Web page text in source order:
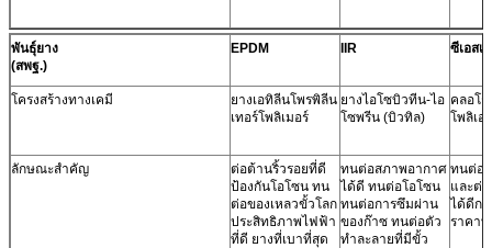
พันธุ์ยาง
(สพฐ.)
EPDM IIR ซีเอสเ
โครงสร้างทางเคมี
ยางเอทิลีนโพรพิลีน
เทอร์โพลิเมอร์
ยางไอโซบิวทีน-ไอ
โซพรีน (บิวทิล)
คลอโร
โพลิเอ
ลักษณะสำคัญ
ต่อต้านริ้วรอยที่ดี
ป้องกันโอโซน ทน
ต่อของเหลวขั้วโลก
ประสิทธิภาพไฟฟ้า
ที่ดี ยางที่เบาที่สุด
ทนต่อสภาพอากาศ
ได้ดี ทนต่อโอโซน
ทนต่อการซึมผ่าน
ของก๊าซ ทนต่อตัว
ทำละลายที่มีขั้ว
ทนต่อ
และต่
ได้ดีกว่
ราคา